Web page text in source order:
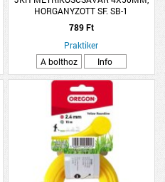
HORGANYZOTT SF. SB-1
789 Ft
Praktiker
A bolthoz
Info